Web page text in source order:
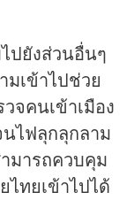
ปยังส่วนอื่นๆ
เข้าไปช่วย
จคนเข้าเมือง
ไฟลุกลุกลาม
มารถควบคุม
ทยเข้าไปได้